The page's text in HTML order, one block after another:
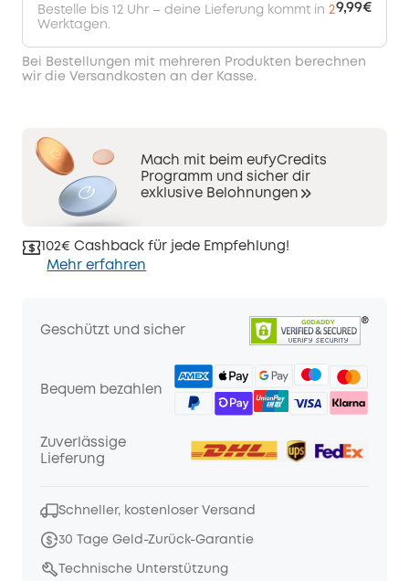
Bestelle bis 12 Uhr – deine Lieferung kommt in 2
Werktagen.
9,99€
Bei Bestellungen mit mehreren Produkten berechnen
wir die Versandkosten an der Kasse.
Mach mit beim eufyCredits
Programm und sicher dir
exklusive Belohnungen
102€ Cashback für jede Empfehlung!
Mehr erfahren
Geschützt und sicher
Bequem bezahlen
Zuverlässige
Lieferung
Schneller, kostenloser Versand
30 Tage Geld-Zurück-Garantie
Technische Unterstützung